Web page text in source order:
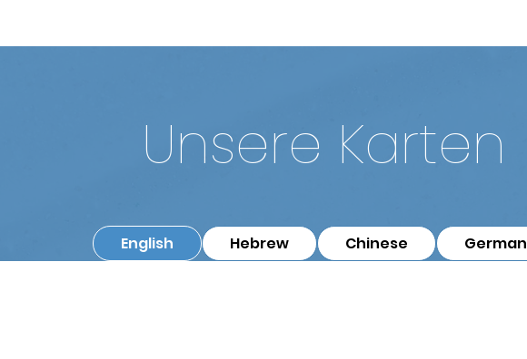
Unsere Karten
English Hebrew Chinese German